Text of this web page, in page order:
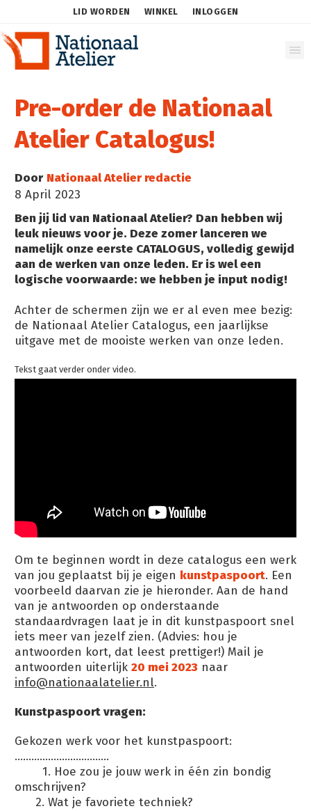
LID WORDEN WINKEL INLOGGEN
Pre-order de Nationaal
Atelier Catalogus!
Door Nationaal Atelier redactie
8 April 2023
Ben jij lid van Nationaal Atelier? Dan hebben wij
leuk nieuws voor je. Deze zomer lanceren we
namelijk onze eerste CATALOGUS, volledig gewijd
aan de werken van onze leden. Er is wel een
logische voorwaarde: we hebben je input nodig!
Achter de schermen zijn we er al even mee bezig:
de Nationaal Atelier Catalogus, een jaarlijkse
uitgave met de mooiste werken van onze leden.
Tekst gaat verder onder video.
Om te beginnen wordt in deze catalogus een werk
van jou geplaatst bij je eigen kunstpaspoort. Een
voorbeeld daarvan zie je hieronder. Aan de hand
van je antwoorden op onderstaande
standaardvragen laat je in dit kunstpaspoort snel
iets meer van jezelf zien. (Advies: hou je
antwoorden kort, dat leest prettiger!) Mail je
antwoorden uiterlijk 20 mei 2023 naar
info@nationaalatelier.nl.
Kunstpaspoort vragen:
Gekozen werk voor het kunstpaspoort:
…………………………….
1. Hoe zou je jouw werk in één zin bondig
omschrijven?
2. Wat je favoriete techniek?